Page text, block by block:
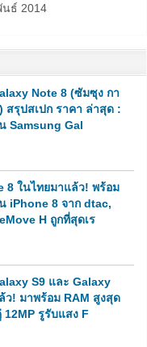
นธ์ 2014
Note 8 (ซัมซุง กา
สรุปสเปก ราคา ล่าสุด :
Samsung Gal
8 ในไทยมาแล้ว! พร้อม
iPhone 8 จาก dtac,
H ถูกที่สุดเร
S9 และ Galaxy
ว! มาพร้อม RAM สูงสุด
12MP รูรับแสง F